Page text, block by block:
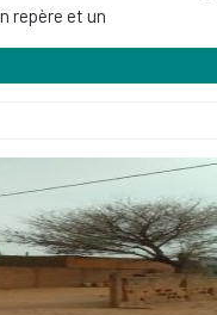
repère et un